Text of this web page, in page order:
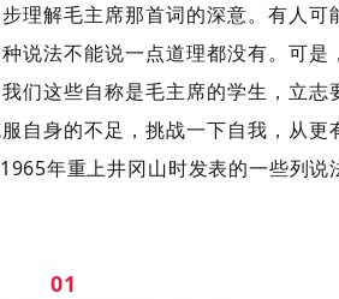
理解毛主席那首词的深意。有人可
说法不能说一点道理都没有。可是
们这些自称是毛主席的学生，立志
自身的不足，挑战一下自我，从更
年重上井冈山时发表的一些列说
01